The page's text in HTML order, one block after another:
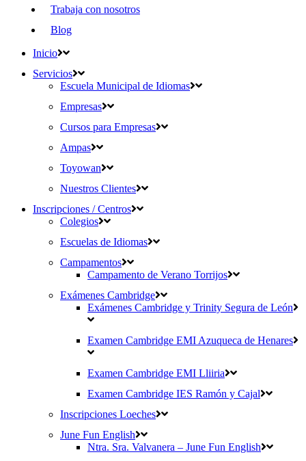
Trabaja con nosotros
Blog
Inicio
Servicios
Escuela Municipal de Idiomas
Empresas
Cursos para Empresas
Ampas
Toyowan
Nuestros Clientes
Inscripciones / Centros
Colegios
Escuelas de Idiomas
Campamentos
Campamento de Verano Torrijos
Exámenes Cambridge
Exámenes Cambridge y Trinity Segura de León
Examen Cambridge EMI Azuqueca de Henares
Examen Cambridge EMI Lliiria
Examen Cambridge IES Ramón y Cajal
Inscripciones Loeches
June Fun English
Ntra. Sra. Valvanera – June Fun English